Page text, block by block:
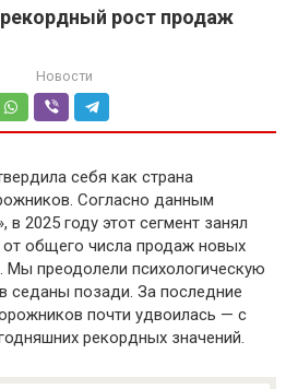
рост продаж
Новости
себя как страна
Согласно данным
в 2025 году этот сегмент занял
общего числа продаж новых
Мы преодолели психологическую
седаны позади. За последние
почти удвоилась — с
рекордных значений.